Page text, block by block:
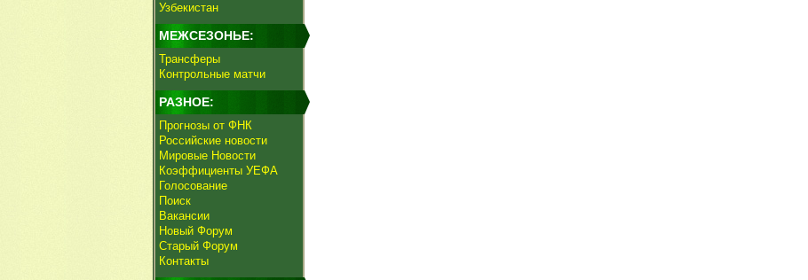
Узбекистан
МЕЖСЕЗОНЬЕ:
Трансферы
Контрольные матчи
РАЗНОЕ:
Прогнозы от ФНК
Российские новости
Мировые Новости
Коэффициенты УЕФА
Голосование
Поиск
Вакансии
Новый Форум
Старый Форум
Контакты